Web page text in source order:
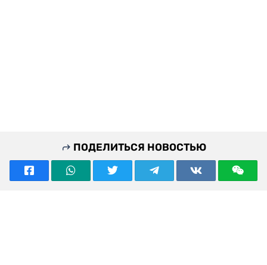
ПОДЕЛИТЬСЯ НОВОСТЬЮ